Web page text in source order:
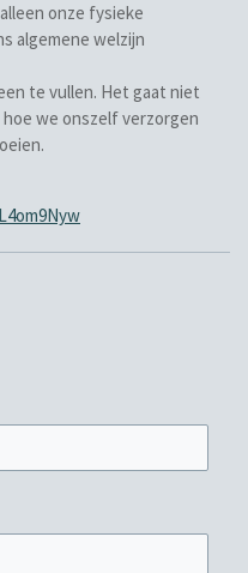
onze fysieke
algemene welzijn
te vullen. Het gaat niet
we onszelf verzorgen